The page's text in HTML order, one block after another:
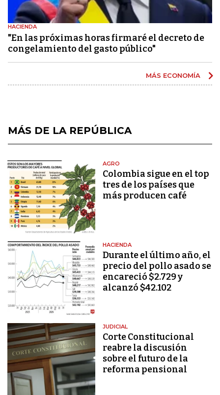
HACIENDA
"En las próximas horas firmaré el decreto de
congelamiento del gasto público"
MÁS ECONOMÍA
MÁS DE LA REPÚBLICA
AGRO
Colombia sigue en el top
tres de los países que
más producen café
HACIENDA
Durante el último año, el
precio del pollo asado se
encareció $2.729 y
alcanzó $42.102
JUDICIAL
Corte Constitucional
reabre la discusión
sobre el futuro de la
reforma pensional